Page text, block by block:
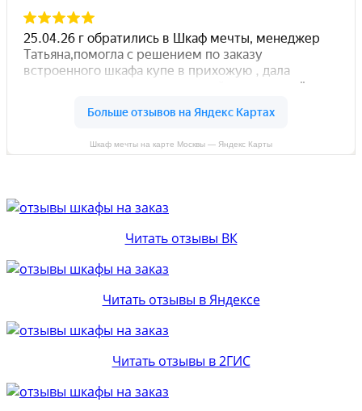
Шкаф мечты на карте Москвы — Яндекс Карты
Читать отзывы ВК
Читать отзывы в Яндексе
Читать отзывы в 2ГИС